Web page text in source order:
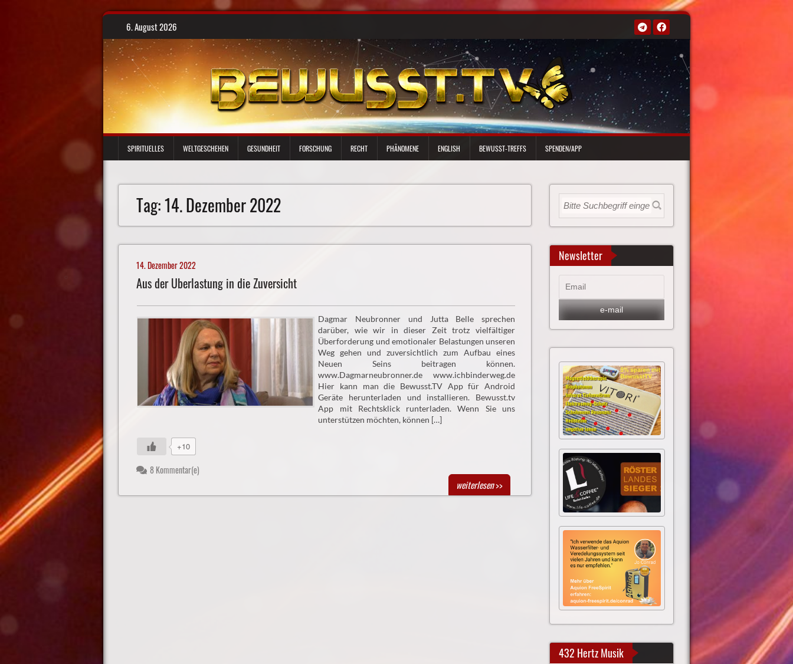
Skip
content
6. August 2026
SPIRITUELLES WELTGESCHEHEN GESUNDHEIT FORSCHUNG RECHT PHÄNOMENE ENGLISH BEWUSST-TREFFS SPENDEN/APP
Tag:14. Dezember 2022
14. Dezember 2022
Aus der Überlastung in die Zuversicht
Dagmar Neubronner und Jutta Belle sprechen
darüber, wie wir in dieser Zeit trotz vielfältiger
Überforderung und emotionaler Belastungen unseren
Weg gehen und zuversichtlich zum Aufbau eines
Neuen Seins beitragen können.
www.Dagmarneubronner.de www.ichbinderweg.de
Hier kann man die Bewusst.TV App für Android
Geräte herunterladen und installieren. Bewusst.tv
App mit Rechtsklick runterladen. Wenn Sie uns
unterstützen möchten, können […]
+10
8 Kommentar(e)
weiterlesen>>
Newsletter
432 Hertz Musik